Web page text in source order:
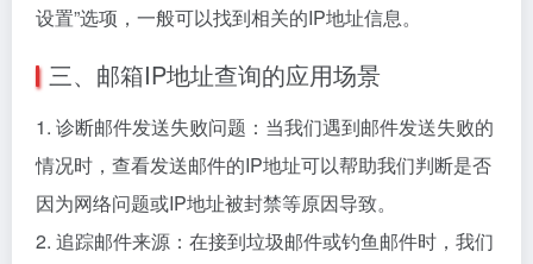
设置”选项，一般可以找到相关的IP地址信息。
三、邮箱IP地址查询的应用场景
1. 诊断邮件发送失败问题：当我们遇到邮件发送失败的
情况时，查看发送邮件的IP地址可以帮助我们判断是否
因为网络问题或IP地址被封禁等原因导致。
2. 追踪邮件来源：在接到垃圾邮件或钓鱼邮件时，我们